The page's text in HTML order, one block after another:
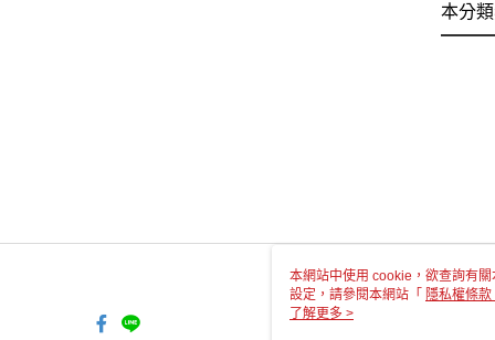
本分
本網站中使用 cookie，欲查詢有
設定，請參閱本網站「 隱私權條款
使用 cookie。
了解更多 >